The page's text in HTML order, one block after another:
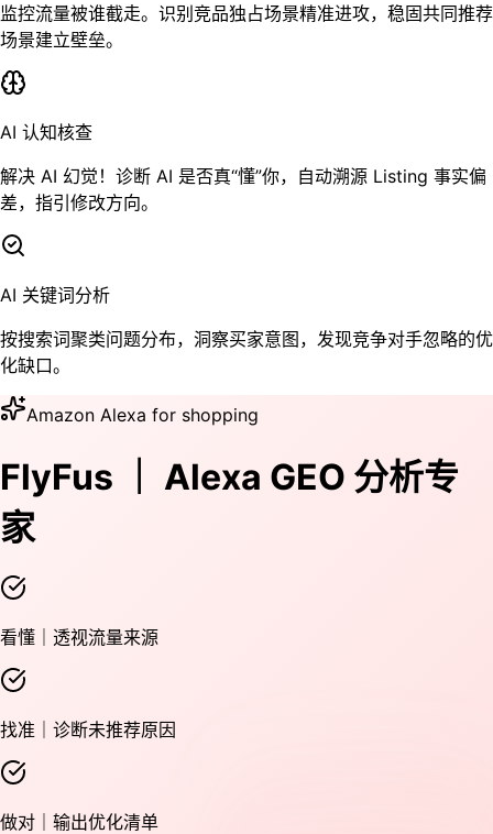
监控流量被谁截走。识别竞品独占场景精准进攻，稳固共同推荐
场景建立壁垒。
AI 认知核查
解决 AI 幻觉！诊断 AI 是否真“懂”你，自动溯源 Listing 事实偏
差，指引修改方向。
AI 关键词分析
按搜索词聚类问题分布，洞察买家意图，发现竞争对手忽略的优
化缺口。
Amazon Alexa for shopping
FlyFus ｜ Alexa GEO 分析专
家
看懂｜透视流量来源
找准｜诊断未推荐原因
做对｜输出优化清单